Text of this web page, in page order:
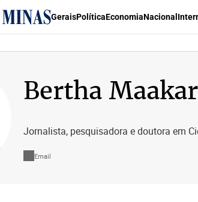
GeraisPolíticaEconomiaNacional
Bertha
Jornalista, pesquisadora e doutora em
Email